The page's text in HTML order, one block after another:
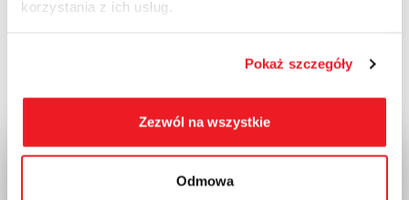
korzystania z ich usług.
Pokaż szczegóły
Zezwól na wszystkie
Odmowa
RELATED POSTS